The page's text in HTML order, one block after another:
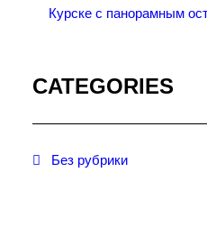
Курске с панорамным
CATEGORIES
Без рубрики